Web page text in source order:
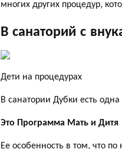
многих других процедур,
В санаторий с
Дети на процедурах
В санатории Дубки есть
Это Программа Мать и Дитя
Ее особенность в том, что